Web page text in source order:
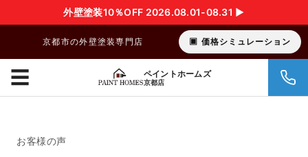
外壁塗装10％OFF 2026.08.01-08.31 ▶︎
京都市の外壁塗装専門店 価格シミュレーション
ペイントホームズ
京都店
☰
お客様の声